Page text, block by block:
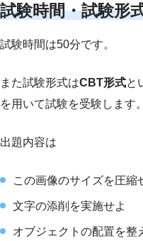
試験時間・試験形
試験時間は50分です。
また試験形式はCBT形式と
を用いて試験を受験します。
出題内容は
この画像のサイズを圧縮
文字の添削を実施せよ
オブジェクトの配置を整